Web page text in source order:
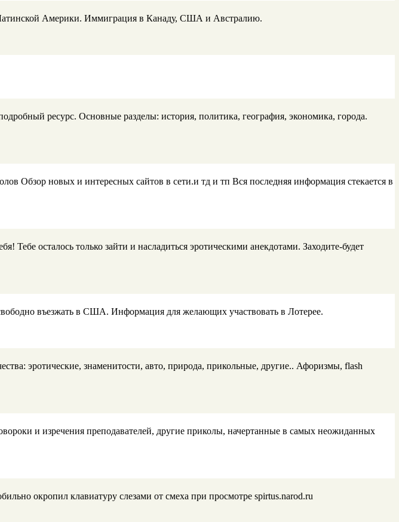
Америки. Иммиграция в Канаду, США и Австралию.
ресурс. Основные разделы: история, политика, география, экономика, города.
Обзор новых и интересных сайтов в сети.и тд и тп Вся последняя информация стекается в
осталось только зайти и насладиться эротическими анекдотами. Заходите-будет
въезжать в США. Информация для желающих участвовать в Лотерее.
эротические, знаменитости, авто, природа, прикольные, другие.. Афоризмы, flash
и изречения преподавателей, другие приколы, начертанные в самых неожиданных
окропил клавиатуру слезами от смеха при просмотре spirtus.narod.ru